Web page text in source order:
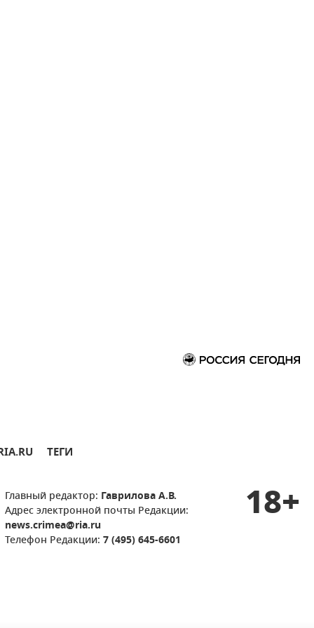
ТЕГИ
Главный редактор: Гаврилова А.В.
Адрес электронной почты Редакции:
news.crimea@ria.ru
Телефон Редакции: 7 (495) 645-6601
18+